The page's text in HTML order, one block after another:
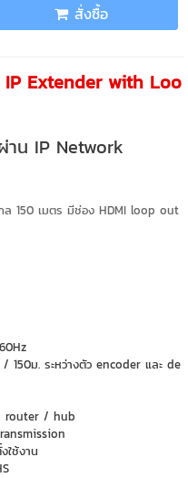
สั่งซื้อ
IP Extender with Loo
น IP Network
150 เมตร มีช่อง HDMI loop out
ม. ระหว่างตัว encoder และ de
router / hub
ใช้งาน